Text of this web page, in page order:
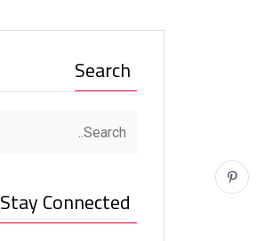
Search
Stay Connected